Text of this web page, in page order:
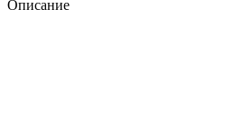
Описание